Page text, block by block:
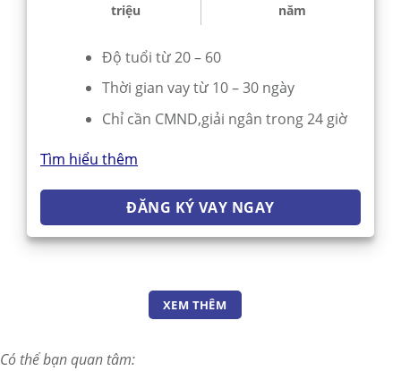
triệu năm
Độ tuổi từ 20 – 60
Thời gian vay từ 10 – 30 ngày
Chỉ cần CMND,giải ngân trong 24 giờ
Tìm hiểu thêm
ĐĂNG KÝ VAY NGAY
XEM THÊM
Có thể bạn quan tâm: